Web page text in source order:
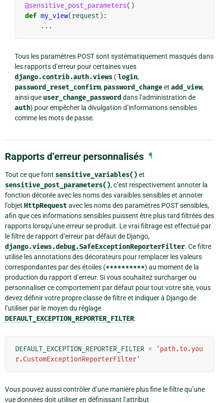
@sensitive_post_parameters()
def my_view(request ):
...
Tous les paramètres POST sont systématiquement masqués dans
les rapports d’erreur pour certaines vues
django.contrib.auth.views(login,
password_reset_confirm, password_changeet add_view,
ainsi que user_change_password dans l’administration de
auth) pour empêcher la divulgation d’informations sensibles
comme les mots de passe.
Rapports d’erreur personnalisés ¶
Tout ce que font sensitive_variables() et
sensitive_post_parameters(), c’est respectivement annoter la
fonction décorée avec les noms des varaibles sensibles et annoter
l’objet HttpRequestavec les noms des paramètres POST sensibles,
afin que ces informations sensibles puissent être plus tard filtrées des
rapports lorsqu’une erreur se produit. Le vrai filtrage est effectué par
le filtre de rapport d’erreur par défaut de Django,
django.views.debug.SafeExceptionReporterFilter. Ce filtre
utilise les annotations des décorateurs pour remplacer les valeurs
correspondantes par des étoiles (**********) au moment de la
production du rapport d’erreur. Si vous souhaitez surcharger ou
personnaliser ce comportement par défaut pour tout votre site, vous
devez définir votre propre classe de filtre et indiquer à Django de
l’utiliser par le moyen du réglage
DEFAULT_EXCEPTION_REPORTER_FILTER:
DEFAULT_EXCEPTION_REPORTER_FILTER =
'path.to.you
r.CustomExceptionReporterFilter'
Vous pouvez aussi contrôler d’une manière plus fine le filtre qu’une
vue données doit utiliser en définissant l’attribut